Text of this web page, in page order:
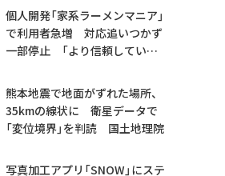
プレビュー公開
個人開発「家系ラーメンマニア」
で利用者急増 対応追いつかず
一部停止 「より信頼していた
熊本地震で地面がずれた場所、
35kmの線状に 衛星データで
「変位境界」を判読 国土地理院
写真加工アプリ「SNOW」にステ